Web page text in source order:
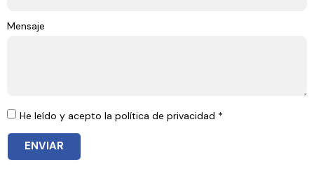
Mensaje
He leído y acepto la política de privacidad *
ENVIAR